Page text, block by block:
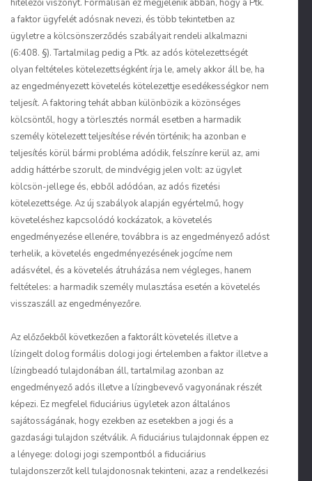
hitelezői viszonyt. Formálisan ez megjelenik abban, hogy a Ptk.
a faktor ügyfelét adósnak nevezi, és több tekintetben az
ügyletre a kölcsönszerződés szabályait rendeli alkalmazni
(6:408. §). Tartalmilag pedig a Ptk. az adós kötelezettségét
olyan feltételes kötelezettségként írja le, amely akkor áll be, ha
az engedményezett követelés kötelezettje esedékességkor nem
teljesít. A faktoring tehát abban különbözik a közönséges
kölcsöntől, hogy a törlesztés normál esetben a harmadik
személy kötelezett teljesítése révén történik; ha azonban e
teljesítés körül bármi probléma adódik, felszínre kerül az, ami
addig háttérbe szorult, de mindvégig jelen volt: az ügylet
kölcsön-jellege és, ebből adódóan, az adós fizetési
kötelezettsége. Az új szabályok alapján egyértelmű, hogy
követeléshez kapcsolódó kockázatok, a követelés
engedményezése ellenére, továbbra is az engedményező adóst
terhelik, a követelés engedményezésének jogcíme nem
adásvétel, és a követelés átruházása nem végleges, hanem
feltételes: a harmadik személy mulasztása esetén a követelés
visszaszáll az engedményezőre.
Az előzőekből következően a faktorált követelés illetve a
lízingelt dolog formális dologi jogi értelemben a faktor illetve a
lízingbeadó tulajdonában áll, tartalmilag azonban az
engedményező adós illetve a lízingbevevő vagyonának részét
képezi. Ez megfelel fiduciárius ügyletek azon általános
sajátosságának, hogy ezekben az esetekben a jogi és a
gazdasági tulajdon szétválik. A fiduciárius tulajdonnak éppen ez
a lényege: dologi jogi szempontból a fiduciárius
tulajdonszerzőt kell tulajdonosnak tekinteni, azaz a rendelkezési